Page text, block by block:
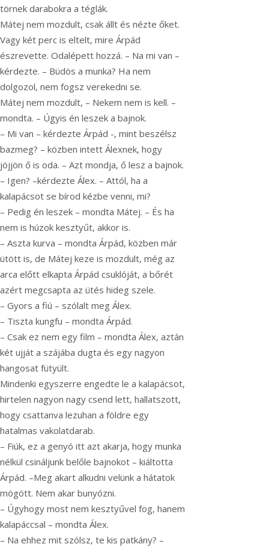
törnek darabokra a téglák.
Mátej nem mozdult, csak állt és nézte őket.
Vagy két perc is eltelt, mire Árpád
észrevette. Odalépett hozzá. – Na mi van –
kérdezte. – Büdös a munka? Ha nem
dolgozol, nem fogsz verekedni se.
Mátej nem mozdult, – Nekem nem is kell. –
mondta. – Úgyis én leszek a bajnok.
– Mi van – kérdezte Árpád -, mint beszélsz
bazmeg? – közben intett Álexnek, hogy
jöjjön ő is oda. – Azt mondja, ő lesz a bajnok.
– Igen? –kérdezte Álex. – Attól, ha a
kalapácsot se bírod kézbe venni, mi?
– Pedig én leszek – mondta Mátej. – És ha
nem is húzok kesztyűt, akkor is.
– Aszta kurva – mondta Árpád, közben már
ütött is, de Mátej keze is mozdult, még az
arca előtt elkapta Árpád csuklóját, a bőrét
azért megcsapta az ütés hideg szele.
– Gyors a fiú – szólalt meg Álex.
– Tiszta kungfu – mondta Árpád.
– Csak ez nem egy film – mondta Álex, aztán
két ujját a szájába dugta és egy nagyon
hangosat fütyült.
Mindenki egyszerre engedte le a kalapácsot,
hirtelen nagyon nagy csend lett, hallatszott,
hogy csattanva lezuhan a földre egy
hatalmas vakolatdarab.
– Fiúk, ez a genyó itt azt akarja, hogy munka
nélkül csináljunk belőle bajnokot – kiáltotta
Árpád. –Meg akart alkudni velünk a hátatok
mögött. Nem akar bunyózni.
– Úgyhogy most nem kesztyűvel fog, hanem
kalapáccsal – mondta Álex.
– Na ehhez mit szólsz, te kis patkány? –